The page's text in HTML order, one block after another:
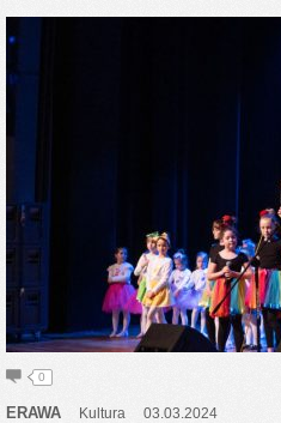
0
ERAWA Kultura 03.03.2024